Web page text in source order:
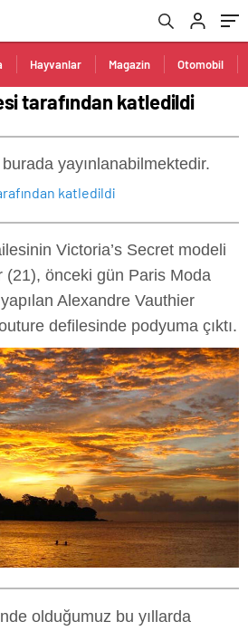
Hayvanlar Magazin Otomobil
tarafından katledildi
yayınlanabilmektedir.
Victoria’s Secret modeli
(21), önceki gün Paris Moda
Alexandre Vauthier
defilesinde podyuma çıktı.
olduğumuz bu yıllarda